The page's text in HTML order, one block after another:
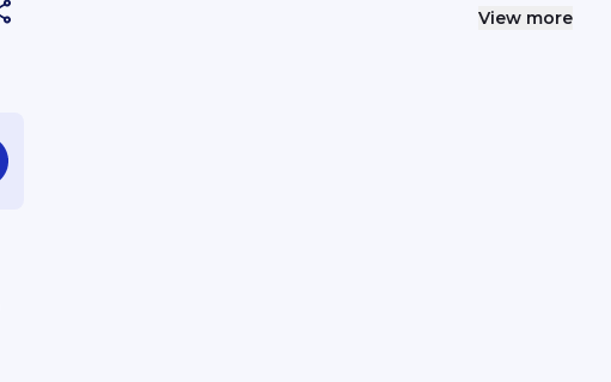
Emel hello@syok.my atau WhatsApp 012-2494632.View more